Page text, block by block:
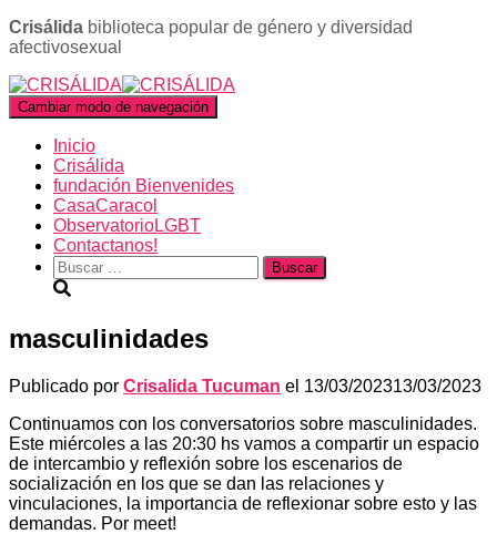
Crisálida biblioteca popular de género y diversidad
afectivosexual
Cambiar modo de navegación
Inicio
Crisálida
fundación Bienvenides
CasaCaracol
ObservatorioLGBT
Contactanos!
Buscar:
masculinidades
Publicado por Crisalida Tucuman el 13/03/202313/03/2023
Continuamos con los conversatorios sobre masculinidades.
Este miércoles a las 20:30 hs vamos a compartir un espacio
de intercambio y reflexión sobre los escenarios de
socialización en los que se dan las relaciones y
vinculaciones, la importancia de reflexionar sobre esto y las
demandas. Por meet!